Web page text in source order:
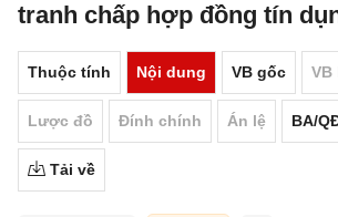
tranh chấp hợp đồng tín
Thuộc tính Nội dung VB gốc VB
Lược đồ Đính chính Án lệ BA/
Tải về